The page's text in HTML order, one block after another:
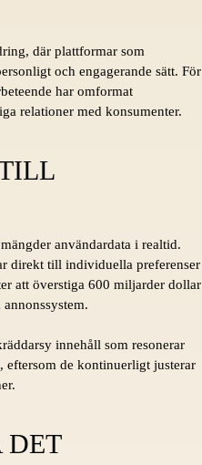
där plattformar som
och engagerande sätt. För
har omformat
relationer med konsumenter.
användardata i realtid.
direkt till individuella preferenser
att överstiga 600 miljarder dollar
innehåll som resonerar
eftersom de kontinuerligt justerar
DET